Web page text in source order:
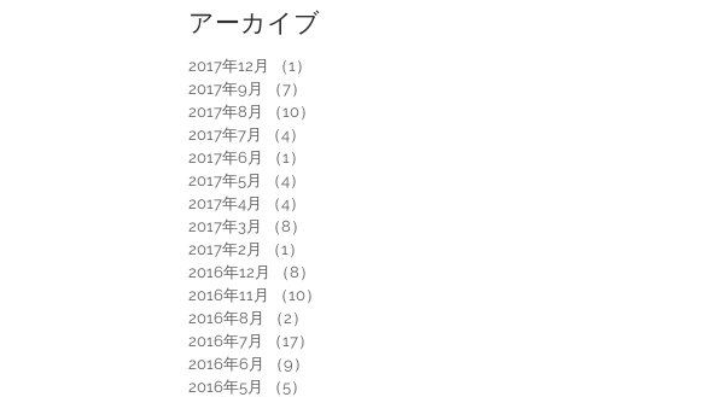
アーカイブ
2017年12月 （1）
2017年9月
（7）
2017年8月
（10）
2017年7月
（4）
2017年6月
（1）
2017年5月
（4）
2017年4月
（4）
2017年3月
（8）
2017年2月
（1）
2016年12月
（8）
2016年11月
（10）
2016年8月
（2）
2016年7月
（17）
2016年6月
（9）
2016年5月
（5）